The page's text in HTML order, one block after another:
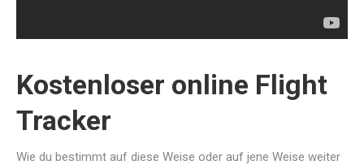
Kostenloser online Flight
Tracker
Wie du bestimmt auf diese Weise oder auf jene Weise weiter